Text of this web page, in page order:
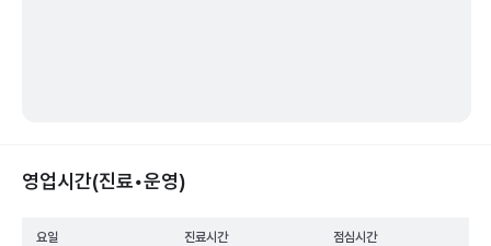
영업시간(진료•운영)
요일 진료시간 점심시간